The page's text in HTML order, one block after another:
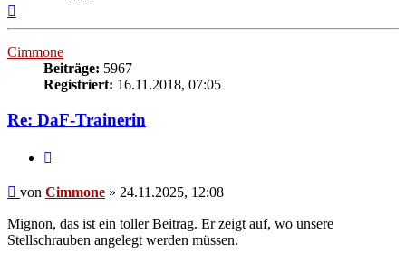
oben
Cimmone
Beiträge: 5967
Registriert: 16.11.2018, 07:05
Re: DaF-Trainerin
Beitrag
von Cimmone » 24.11.2025, 12:08
Mignon, das ist ein toller Beitrag. Er zeigt auf, wo unsere
Stellschrauben angelegt werden müssen.